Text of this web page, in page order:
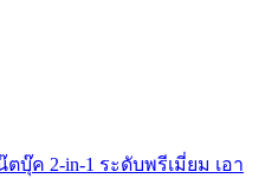
ตบุ๊ค 2-in-1 ระดับพรีเมี่ยม เอา